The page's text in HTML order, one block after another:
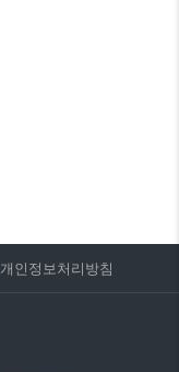
개인정보처리방침